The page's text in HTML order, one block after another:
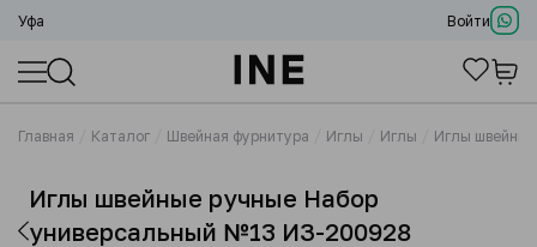
Уфа Войти
Главная Каталог Швейная фурнитура Иглы Иглы Иглы
Иглы швейные ручные Набор
универсальный №13 ИЗ-200928